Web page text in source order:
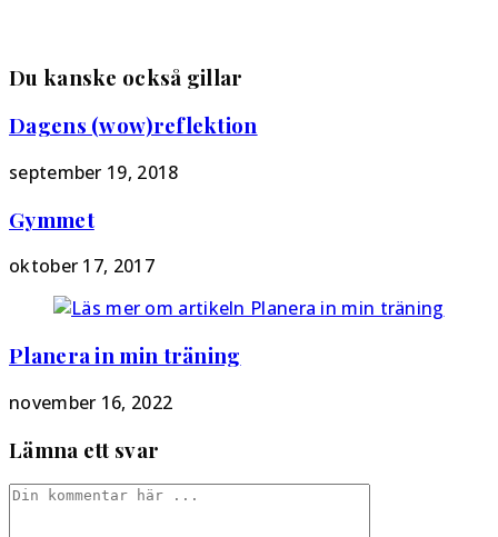
Du kanske också gillar
Dagens (wow)reflektion
september 19, 2018
Gymmet
oktober 17, 2017
Planera in min träning
november 16, 2022
Lämna ett svar
Kommentar